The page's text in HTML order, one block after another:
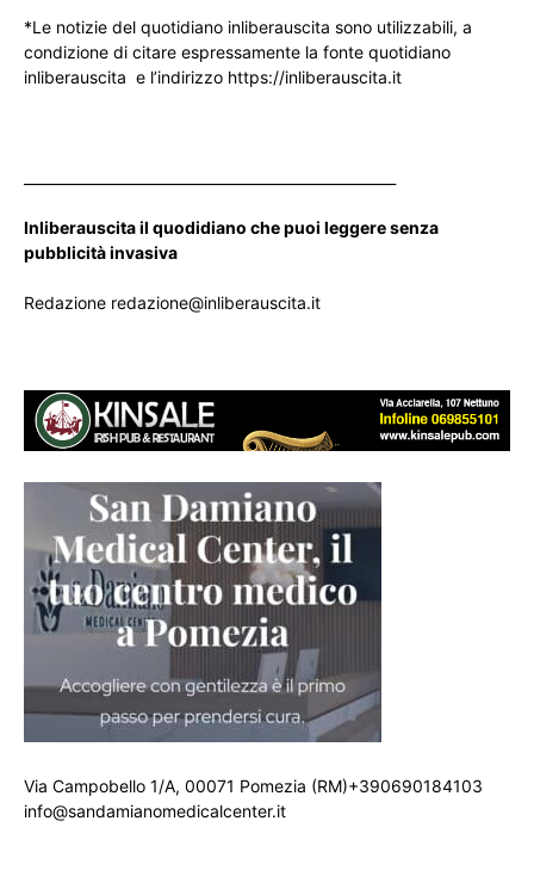
*Le notizie del quotidiano inliberauscita sono utilizzabili, a
condizione di citare espressamente la fonte quotidiano
inliberauscita e l’indirizzo https://inliberauscita.it
Inliberauscita il quodidiano che puoi leggere senza
pubblicità invasiva
Redazione redazione@inliberauscita.it
Via Campobello 1/A, 00071 Pomezia (RM)+390690184103
info@sandamianomedicalcenter.it